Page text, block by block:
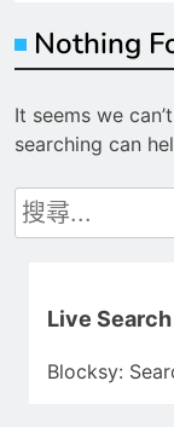
Nothing
It seems we
searching can
搜
尋
Live Search
Blocksy: